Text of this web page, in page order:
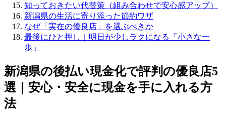
知っておきたい代替策（組み合わせで安心感アップ）
新潟県の生活に寄り添った節約ワザ
なぜ「実在の優良店」を選ぶべきか
最後にひと押し｜明日が少しラクになる「小さな一
歩」
新潟県の後払い現金化で評判の優良店5
選｜安心・安全に現金を手に入れる方
法